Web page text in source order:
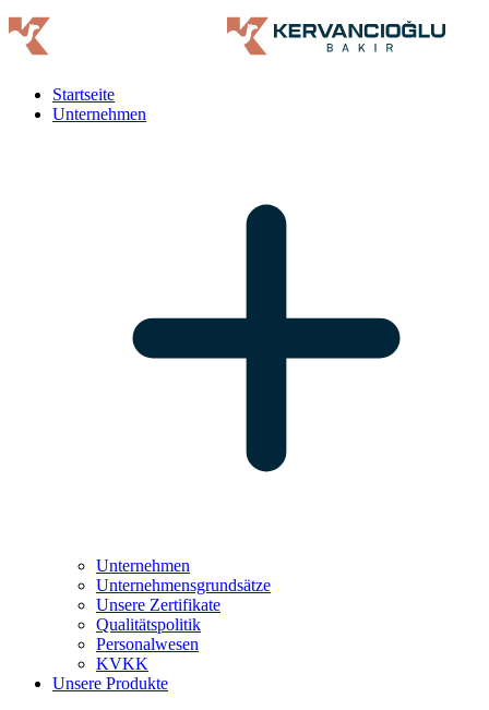
Startseite
Unternehmen
Unternehmen
Unternehmensgrundsätze
Unsere Zertifikate
Qualitätspolitik
Personalwesen
KVKK
Unsere Produkte